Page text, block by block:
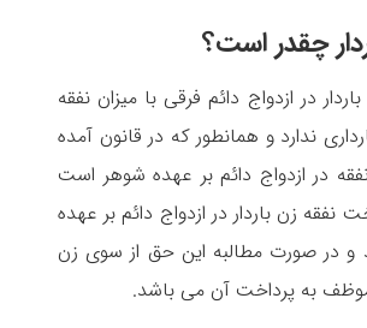
چقدر است؟
در ازدواج دائم فرقی با میزان نفقه
ندارد و همانطور که در قانون آمده
در ازدواج دائم بر عهده شوهر است
نفقه زن باردار در ازدواج دائم بر عهده
در صورت مطالبه این حق از سوی زن
موظف به پرداخت آن می باشد.